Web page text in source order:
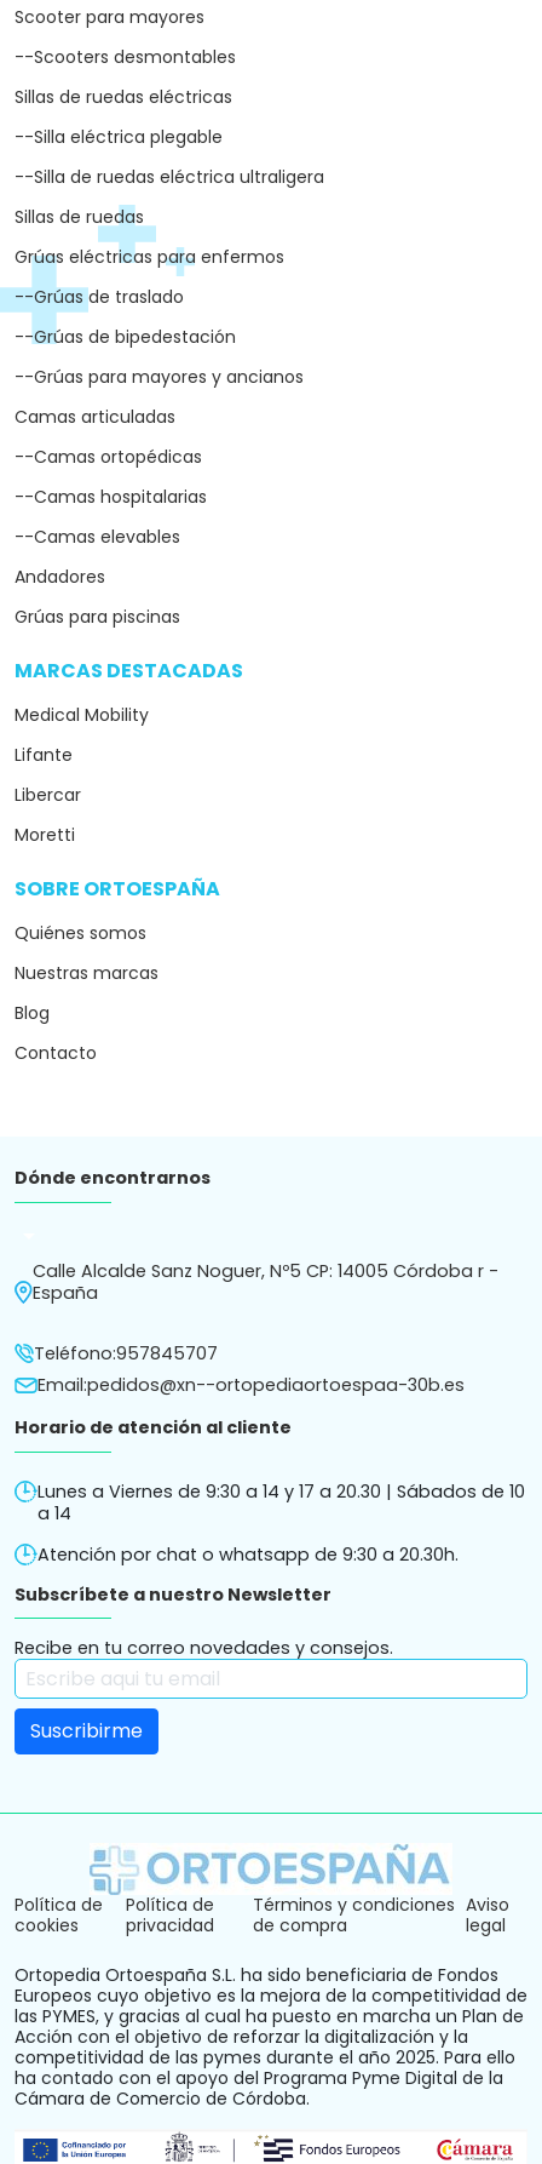
Scooter para mayores
--Scooters desmontables
Sillas de ruedas eléctricas
--Silla eléctrica plegable
--Silla de ruedas eléctrica ultraligera
Sillas de ruedas
Grúas eléctricas para enfermos
--Grúas de traslado
--Grúas de bipedestación
--Grúas para mayores y ancianos
Camas articuladas
--Camas ortopédicas
--Camas hospitalarias
--Camas elevables
Andadores
Grúas para piscinas
MARCAS DESTACADAS
Medical Mobility
Lifante
Libercar
Moretti
SOBRE ORTOESPAÑA
Quiénes somos
Nuestras marcas
Blog
Contacto
Dónde encontrarnos
Calle Alcalde Sanz Noguer, Nº5 CP: 14005 Córdoba r -
España
Teléfono:957845707
Email:pedidos@xn--ortopediaortoespaa-30b.es
Horario de atención al cliente
Lunes a Viernes de 9:30 a 14 y 17 a 20.30 | Sábados de 10
a 14
Atención por chat o whatsapp de 9:30 a 20.30h.
Subscríbete a nuestro Newsletter
Recibe en tu correo novedades y consejos.
Política de
cookies
Política de
privacidad
Términos y condiciones
de compra
Aviso
legal
Ortopedia Ortoespaña S.L. ha sido beneficiaria de Fondos
Europeos cuyo objetivo es la mejora de la competitividad de
las PYMES, y gracias al cual ha puesto en marcha un Plan de
Acción con el objetivo de reforzar la digitalización y la
competitividad de las pymes durante el año 2025. Para ello
ha contado con el apoyo del Programa Pyme Digital de la
Cámara de Comercio de Córdoba.